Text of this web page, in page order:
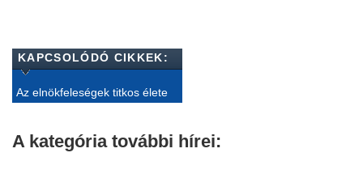
KAPCSOLÓDÓ CIKKEK:
Az elnökfeleségek titkos élete
A kategória további hírei: